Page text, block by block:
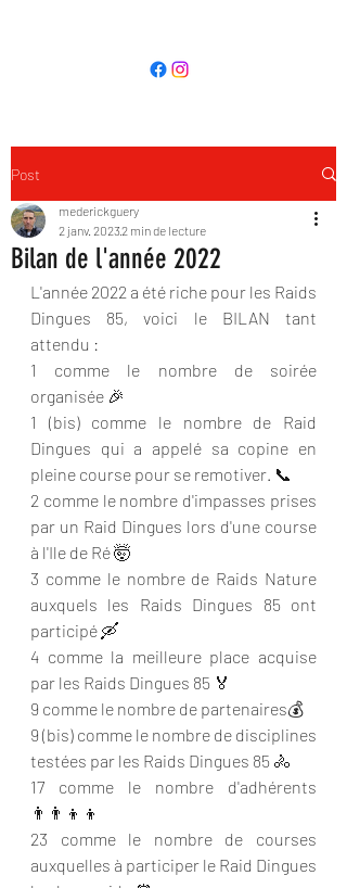
Post
Bilan de l'année 2022
mederickguery
2 janv. 20232 min de lecture
L'année 2022 a été riche pour les Raids
Dingues 85, voici le BILAN tant
attendu :
1 comme le nombre de soirée
organisée 🎉
1 (bis) comme le nombre de Raid
Dingues qui a appelé sa copine en
pleine course pour se remotiver. 📞
2 comme le nombre d'impasses prises
par un Raid Dingues lors d'une course
à l'Ile de Ré 🤯
3 comme le nombre de Raids Nature
auxquels les Raids Dingues 85 ont
participé 🛶
4 comme la meilleure place acquise
par les Raids Dingues 85 🏅
9 comme le nombre de partenaires💰
9 (bis) comme le nombre de disciplines
testées par les Raids Dingues 85 🚴
17 comme le nombre d'adhérents
👨‍👨‍👦‍👦
23 comme le nombre de courses
auxquelles à participer le Raid Dingues